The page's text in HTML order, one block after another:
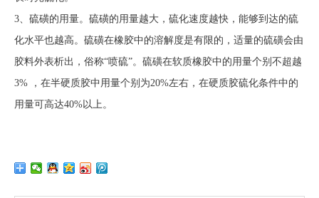
3、硫磺的用量。硫磺的用量越大，硫化速度越快，能够到达的硫
化水平也越高。硫磺在橡胶中的溶解度是有限的，适量的硫磺会由
胶料外表析出，俗称“喷硫”。硫磺在软质橡胶中的用量个别不超越
3% ，在半硬质胶中用量个别为20%左右，在硬质胶硫化条件中的
用量可高达40%以上。